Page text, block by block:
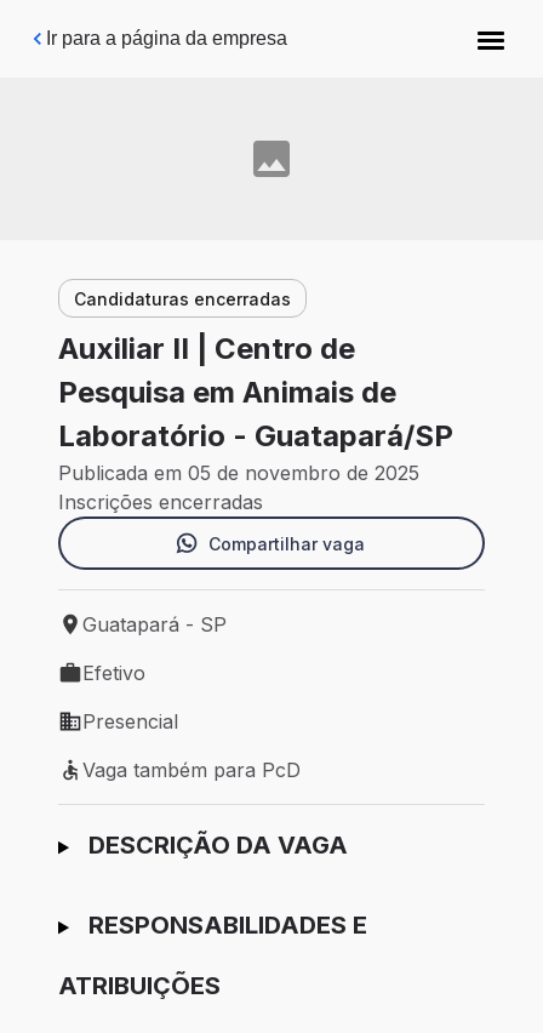
Pular para o conteúdo principal
Ir para a página da empresa
Candidaturas encerradas
Auxiliar II | Centro de
Pesquisa em Animais de
Laboratório - Guatapará/SP
Publicada em 05 de novembro de 2025
Inscrições encerradas
Compartilhar vaga
Local de trabalho: Guatapará - SP
Guatapará - SP
Tipo de vaga: Efetivo
Efetivo
Modelo de trabalho: Presencial
Presencial
Vaga também para PcD
Vaga também para PcD
Ir para candidatura
DESCRIÇÃO DA VAGA
RESPONSABILIDADES E
ATRIBUIÇÕES